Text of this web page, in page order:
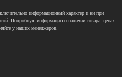
информационный характер и ни при
Подробную информацию о наличии товара, ценах
у наших менеджеров.